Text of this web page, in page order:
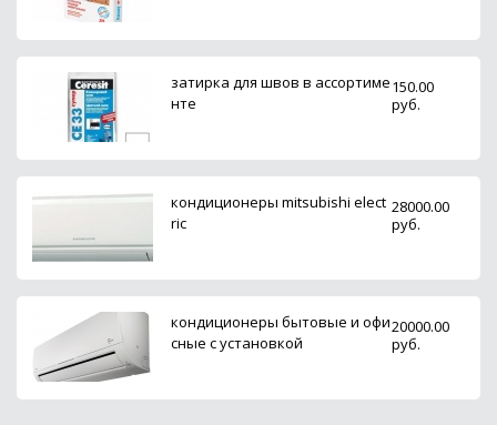
затирка для швов в ассортиме
нте
150.00
руб.
кондиционеры mitsubishi elect
ric
28000.00
руб.
кондиционеры бытовые и офи
сные с установкой
20000.00
руб.